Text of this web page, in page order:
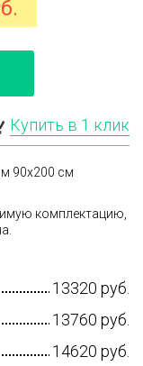
Купить в 1 клик
90x200 см
комплектацию,
13320 руб.
13760 руб.
14620 руб.